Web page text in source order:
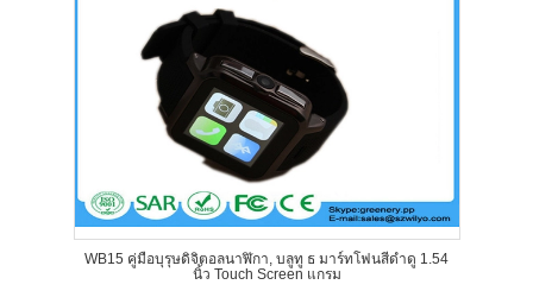
WB15 คู่มือบุรุษดิจิตอลนาฬิกา, บลูทู ธ มาร์ทโฟนสีดำดู 1.54
นิ้ว Touch Screen แกรม